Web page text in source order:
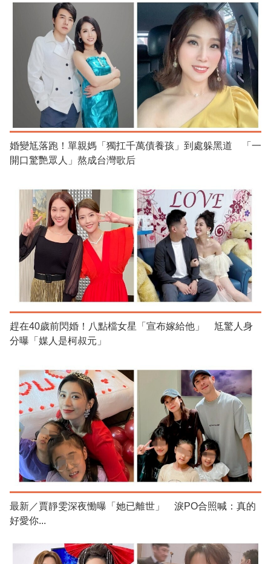
婚變尪落跑！單親媽「獨扛千萬債養孩」到處躲黑道 「一
開口驚艷眾人」熬成台灣歌后
趕在40歲前閃婚！八點檔女星「宣布嫁給他」 尪驚人身
分曝「媒人是柯叔元」
最新／賈靜雯深夜慟曝「她已離世」 淚PO合照喊：真的
好愛你...